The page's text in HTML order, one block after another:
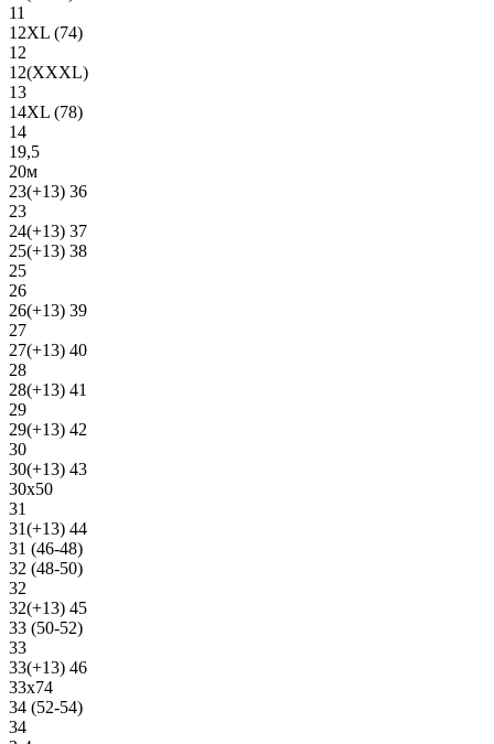
11
12XL (74)
12
12(ХХХL)
13
14XL (78)
14
19,5
20м
23(+13) 36
23
24(+13) 37
25(+13) 38
25
26
26(+13) 39
27
27(+13) 40
28
28(+13) 41
29
29(+13) 42
30
30(+13) 43
30х50
31
31(+13) 44
31 (46-48)
32 (48-50)
32
32(+13) 45
33 (50-52)
33
33(+13) 46
33х74
34 (52-54)
34